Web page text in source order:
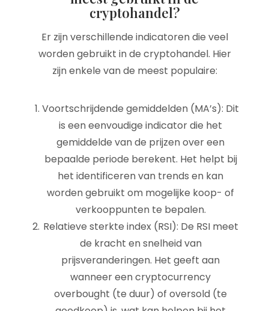
cryptohandel?
Er zijn verschillende indicatoren die veel
worden gebruikt in de cryptohandel. Hier
zijn enkele van de meest populaire:
Voortschrijdende gemiddelden (MA’s): Dit
is een eenvoudige indicator die het
gemiddelde van de prijzen over een
bepaalde periode berekent. Het helpt bij
het identificeren van trends en kan
worden gebruikt om mogelijke koop- of
verkooppunten te bepalen.
Relatieve sterkte index (RSI): De RSI meet
de kracht en snelheid van
prijsveranderingen. Het geeft aan
wanneer een cryptocurrency
overbought (te duur) of oversold (te